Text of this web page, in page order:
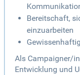
Bereitschaft,
einzuarbeiten
Als Campaigner/
Entwicklung und